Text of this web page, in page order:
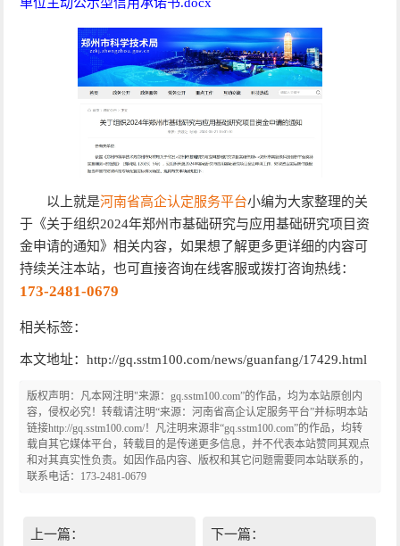
以上就是河南省高企认定服务平台小编为大家整理的关
于《关于组织2024年郑州市基础研究与应用基础研究项目资
金申请的通知》相关内容，如果想了解更多更详细的内容可
持续关注本站，也可直接咨询在线客服或拨打咨询热线：
173-2481-0679
相关标签：
本文地址：http://gq.sstm100.com/news/guanfang/17429.html
版权声明：凡本网注明"来源：gq.sstm100.com”的作品，均为本站原创内
容，侵权必究！转载请注明“来源：河南省高企认定服务平台”并标明本站
链接http://gq.sstm100.com/！凡注明来源非“gq.sstm100.com”的作品，均转
载自其它媒体平台，转载目的是传递更多信息，并不代表本站赞同其观点
和对其真实性负责。如因作品内容、版权和其它问题需要同本站联系的，
联系电话：173-2481-0679
上一篇： 下一篇：